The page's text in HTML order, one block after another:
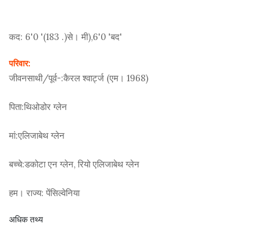
कद: 6'0 '(183 .)से। मी),6'0 'बद'
परिवार:
जीवनसाथी/पूर्व-:कैरल श्वार्ट्ज (एम। 1968)
पिता:थिओडोर ग्लेन
मां:एलिजाबेथ ग्लेन
बच्चे:डकोटा एन ग्लेन, रियो एलिजाबेथ ग्लेन
हम। राज्य: पेंसिल्वेनिया
अधिक तथ्य